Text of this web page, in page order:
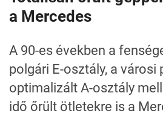
a Mercedes
A 90-es években a
polgári E-osztály, a városi
optimalizált A-osztály
idő őrült ötletekre is a